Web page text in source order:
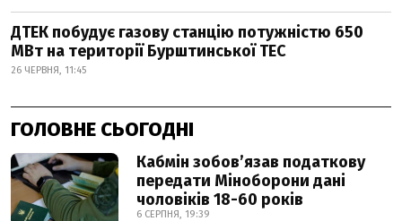
ДТЕК побудує газову станцію потужністю 650
МВт на території Бурштинської ТЕС
26 ЧЕРВНЯ, 11:45
ГОЛОВНЕ СЬОГОДНІ
Кабмін зобовʼязав податкову
передати Міноборони дані
чоловіків 18-60 років
6 СЕРПНЯ, 19:39